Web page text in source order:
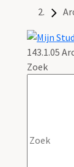
143.1.05
Zoek